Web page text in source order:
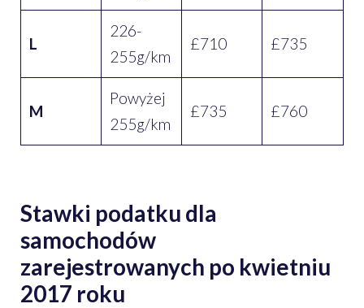
L
226-
255g/km
£710 £735
M
Powyżej
255g/km
£735 £760
Stawki podatku dla
samochodów
zarejestrowanych po kwietniu
2017 roku